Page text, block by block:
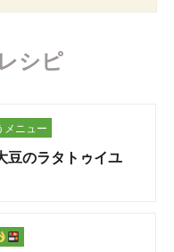
シピ
メニュー
豆のラタトゥイユ